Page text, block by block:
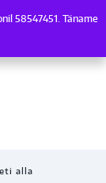
alla
58547451.
58547451. Täname